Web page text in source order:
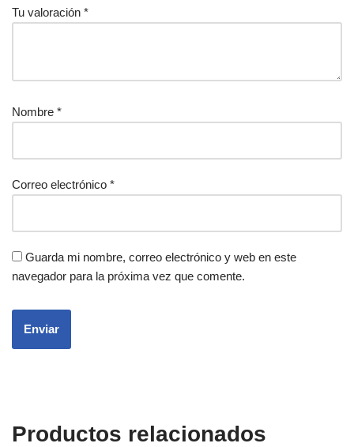
Tu valoración *
Nombre *
Correo electrónico *
Guarda mi nombre, correo electrónico y web en este
navegador para la próxima vez que comente.
Productos relacionados